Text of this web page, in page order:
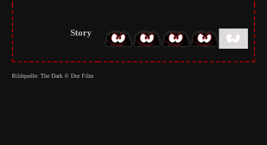
Story
Bildquelle: The Dark © Dor Film